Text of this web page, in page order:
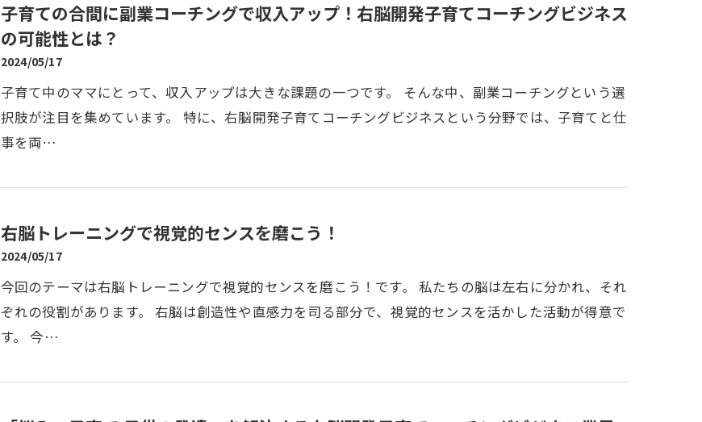
子育ての合間に副業コーチングで収入アップ！右脳開発子育てコーチングビジネス
の可能性とは？
2024/05/17
子育て中のママにとって、収入アップは大きな課題の一つです。 そんな中、副業コーチングという選
択肢が注目を集めています。 特に、右脳開発子育てコーチングビジネスという分野では、子育てと仕
事を両…
右脳トレーニングで視覚的センスを磨こう！
2024/05/17
今回のテーマは右脳トレーニングで視覚的センスを磨こう！です。 私たちの脳は左右に分かれ、それ
ぞれの役割があります。 右脳は創造性や直感力を司る部分で、視覚的センスを活かした活動が得意で
す。 今…